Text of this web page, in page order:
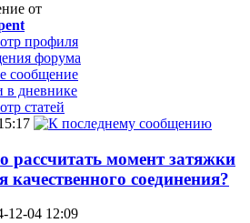
от
профиля
форума
сообщение
в дневнике
статей
рассчитать момент затяжки
качественного соединения?
12-04 12:09